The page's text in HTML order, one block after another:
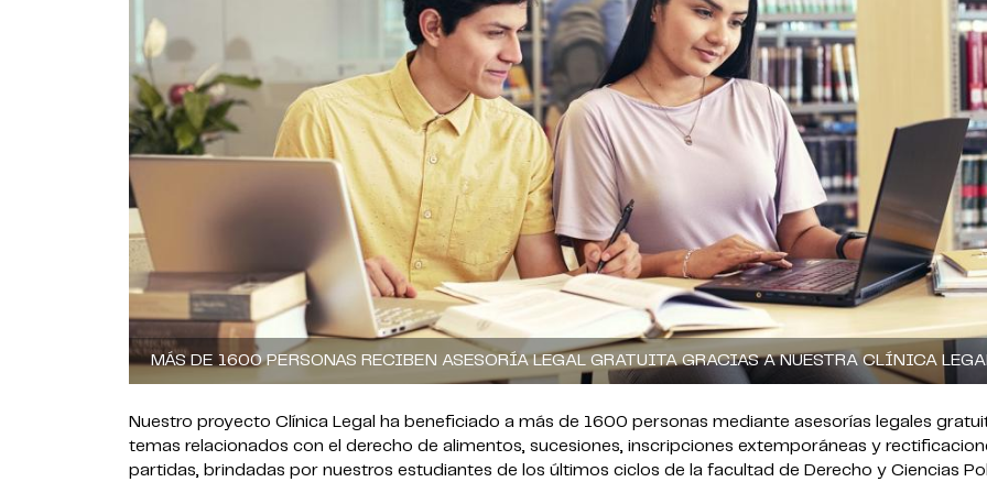
MÁS DE 1600 PERSONAS RECIBEN ASESORÍA LEGAL GRATUITA GRACIAS A NUESTRA CLÍNICA
Nuestro proyecto Clínica Legal ha beneficiado a más de 1600 personas mediante asesorías legales
temas relacionados con el derecho de alimentos, sucesiones, inscripciones extemporáneas y
partidas, brindadas por nuestros estudiantes de los últimos ciclos de la facultad de Derecho y Ciencias